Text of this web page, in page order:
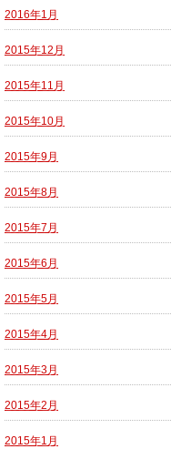
2016年1月
2015年12月
2015年11月
2015年10月
2015年9月
2015年8月
2015年7月
2015年6月
2015年5月
2015年4月
2015年3月
2015年2月
2015年1月